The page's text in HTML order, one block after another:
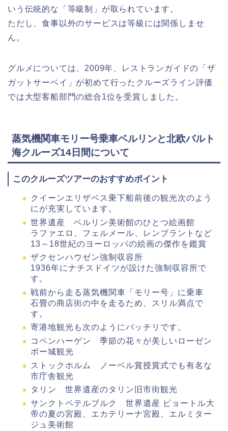
いう伝統的な「等級制」が取られています。
ただし、食事以外のサービスは等級には関係しませ
ん。
グルメについては、2009年、レストランガイドの「ザ
ガットサーベイ」が初めて行ったクルーズライン評価
では大型客船部門の総合1位を受賞しました。
蒸気機関車モリー号乗車ベルリンと北欧バルト
海クルーズ14日間について
このクルーズツアーのおすすめポイント
クイーンエリザベス乗下船前後の観光次のよう
にが充実しています。
世界遺産 ベルリン美術館のひとつ絵画館
ラファエロ、フェルメール、レンブラントなど
13～18世紀のヨーロッパの絵画の傑作を鑑賞
ザクセンハウゼン強制収容所
1936年にナチスドイツが設けた強制収容所で
す。
戦前から走る蒸気機関車「モリー号」に乗車
石畳の商店街の中を走るため、スリル満点で
す。
寄港地観光も次のようにバッチリです。
コペンハーゲン 季節の花々が美しいローゼン
ボー城観光
ストックホルム ノーベル賞授賞式でも有名な
市庁舎観光
タリン 世界遺産のタリン旧市街観光
サンクトペテルブルク 世界遺産 ピョートル大
帝の夏の宮殿、エカテリーナ宮殿、エルミター
ジュ美術館